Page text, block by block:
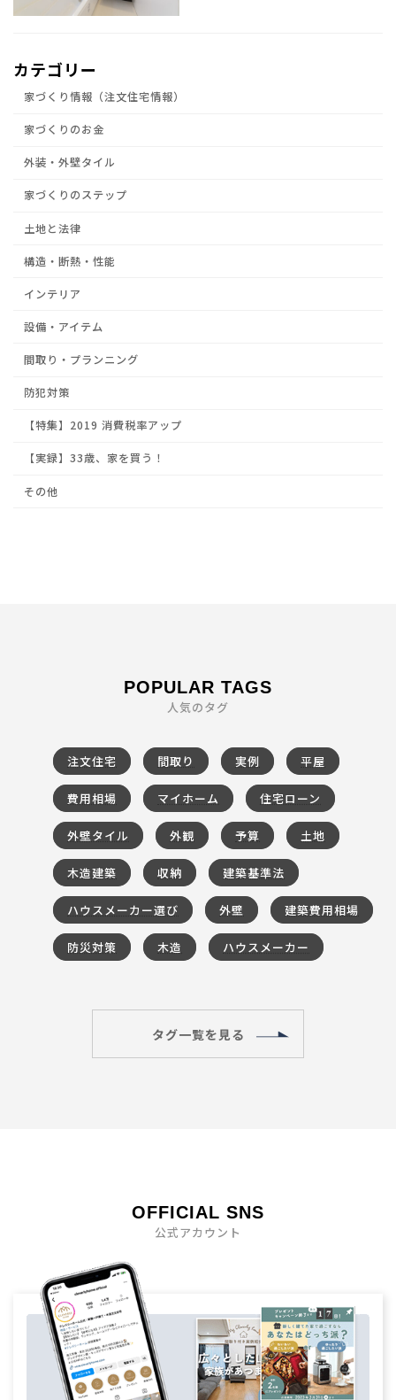
カテゴリー
家づくり情報（注文住宅情報）
家づくりのお金
外装・外壁タイル
家づくりのステップ
土地と法律
構造・断熱・性能
インテリア
設備・アイテム
間取り・プランニング
防犯対策
【特集】2019 消費税率アップ
【実録】33歳、家を買う！
その他
POPULAR TAGS
人気のタグ
注文住宅 間取り 実例 平屋
費用相場 マイホーム 住宅ローン
外壁タイル 外観 予算 土地
木造建築 収納 建築基準法
ハウスメーカー選び 外壁 建築費用相場
防災対策 木造 ハウスメーカー
タグ一覧を見る
OFFICIAL SNS
公式アカウント